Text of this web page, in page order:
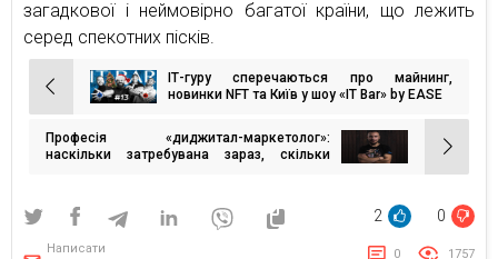
загадкової і неймовірно багатої країни, що лежить
серед спекотних пісків.
Навігація
записів
ІТ-гуру сперечаються про майнинг,
новинки NFT та Київ у шоу «IT Bar» by EASE
Професія «диджитал-маркетолог»:
наскільки затребувана зараз, скільки
менеджером
2 0
Написати
0 1757